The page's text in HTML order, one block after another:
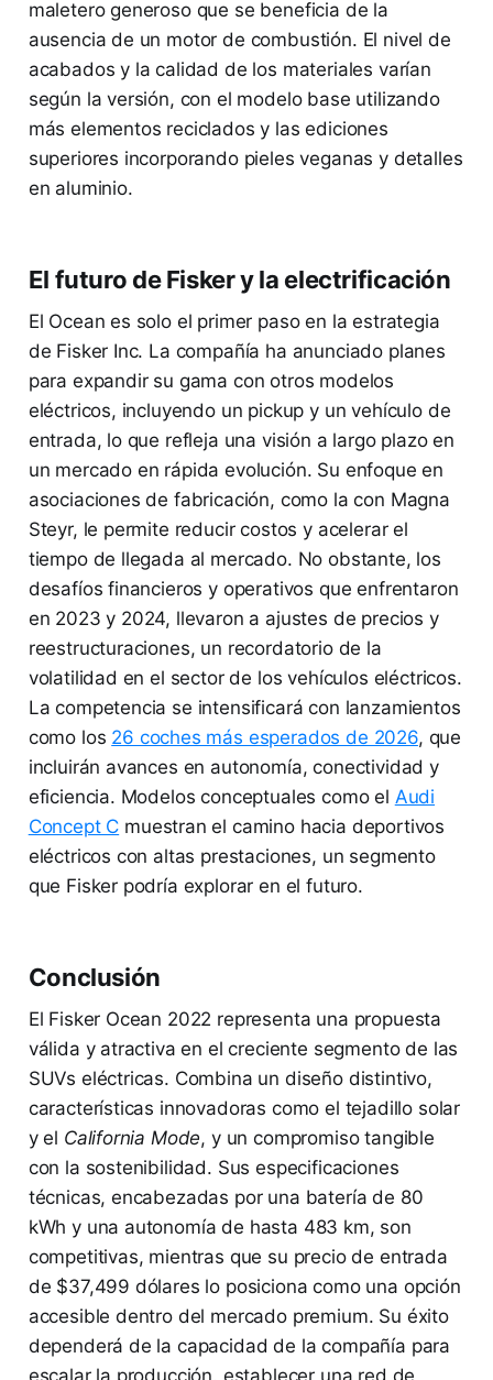
maletero generoso que se beneficia de la
ausencia de un motor de combustión. El nivel de
acabados y la calidad de los materiales varían
según la versión, con el modelo base utilizando
más elementos reciclados y las ediciones
superiores incorporando pieles veganas y detalles
en aluminio.
El futuro de Fisker y la electrificación
El Ocean es solo el primer paso en la estrategia
de Fisker Inc. La compañía ha anunciado planes
para expandir su gama con otros modelos
eléctricos, incluyendo un pickup y un vehículo de
entrada, lo que refleja una visión a largo plazo en
un mercado en rápida evolución. Su enfoque en
asociaciones de fabricación, como la con Magna
Steyr, le permite reducir costos y acelerar el
tiempo de llegada al mercado. No obstante, los
desafíos financieros y operativos que enfrentaron
en 2023 y 2024, llevaron a ajustes de precios y
reestructuraciones, un recordatorio de la
volatilidad en el sector de los vehículos eléctricos.
La competencia se intensificará con lanzamientos
como los 26 coches más esperados de 2026, que
incluirán avances en autonomía, conectividad y
eficiencia. Modelos conceptuales como el Audi
Concept C muestran el camino hacia deportivos
eléctricos con altas prestaciones, un segmento
que Fisker podría explorar en el futuro.
Conclusión
El Fisker Ocean 2022 representa una propuesta
válida y atractiva en el creciente segmento de las
SUVs eléctricas. Combina un diseño distintivo,
características innovadoras como el tejadillo solar
y el California Mode, y un compromiso tangible
con la sostenibilidad. Sus especificaciones
técnicas, encabezadas por una batería de 80
kWh y una autonomía de hasta 483 km, son
competitivas, mientras que su precio de entrada
de $37,499 dólares lo posiciona como una opción
accesible dentro del mercado premium. Su éxito
dependerá de la capacidad de la compañía para
escalar la producción, establecer una red de